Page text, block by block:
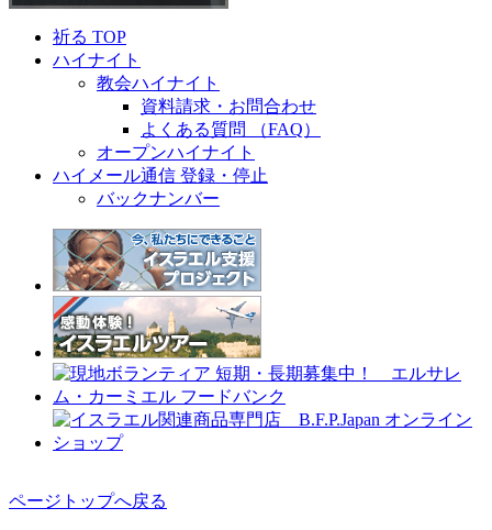
祈る TOP
ハイナイト
教会ハイナイト
資料請求・お問合わせ
よくある質問 （FAQ）
オープンハイナイト
ハイメール通信 登録・停止
バックナンバー
ページトップへ戻る